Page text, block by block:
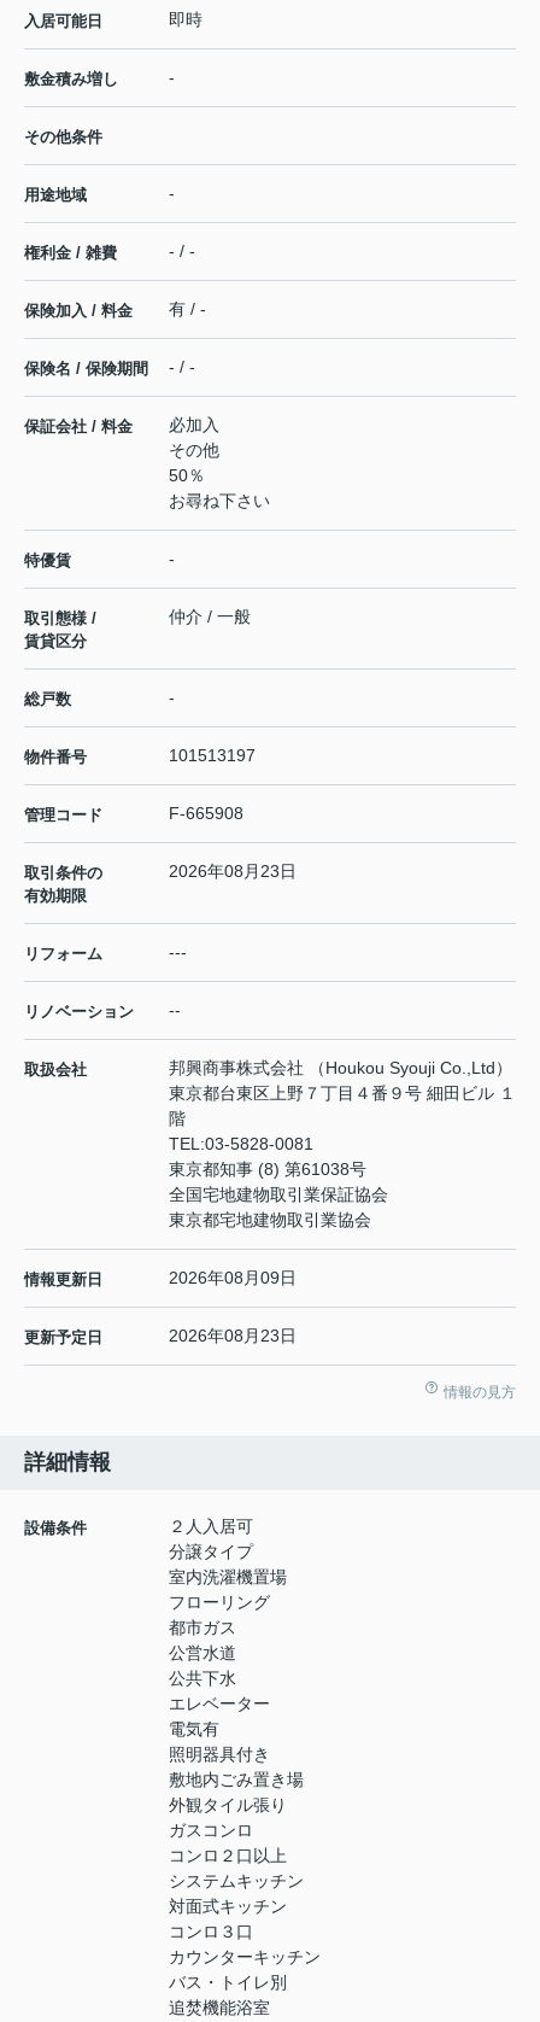
入居可能日 即時
敷金積み増し -
その他条件
用途地域 -
権利金 / 雑費 - / -
保険加入 / 料金 有 / -
保険名 / 保険期間 - / -
保証会社 / 料金
必加入
その他
50％
お尋ね下さい
特優賃 -
取引態様 /
賃貸区分
仲介 / 一般
総戸数 -
物件番号 101513197
管理コード F-665908
取引条件の
有効期限
2026年08月23日
リフォーム ---
リノベーション --
取扱会社
邦興商事株式会社 （Houkou Syouji Co.,Ltd）
東京都台東区上野７丁目４番９号 細田ビル １
階
TEL:03-5828-0081
東京都知事 (8) 第61038号
全国宅地建物取引業保証協会
東京都宅地建物取引業協会
情報更新日 2026年08月09日
更新予定日 2026年08月23日
情報の見方
詳細情報
設備条件
２人入居可
分譲タイプ
室内洗濯機置場
フローリング
都市ガス
公営水道
公共下水
エレベーター
電気有
照明器具付き
敷地内ごみ置き場
外観タイル張り
ガスコンロ
コンロ２口以上
システムキッチン
対面式キッチン
コンロ３口
カウンターキッチン
バス・トイレ別
追焚機能浴室